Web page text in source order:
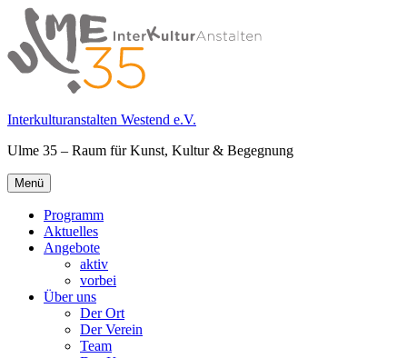
Springe
zum
Inhalt
Interkulturanstalten Westend e.V.
Ulme 35 – Raum für Kunst, Kultur & Begegnung
Primäres
Menü
Menü
Programm
Aktuelles
Angebote
aktiv
vorbei
Über uns
Der Ort
Der Verein
Team